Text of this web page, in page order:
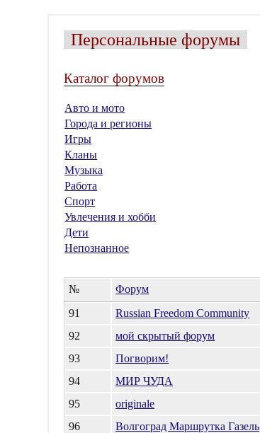
Персональные форумы
Каталог форумов
Авто и мото
Города и регионы
Игры
Кланы
Музыка
Работа
Спорт
Увлечения и хобби
Дети
Непознанное
№ Форум
91
Russian Freedom Community
92
мой скрытый форум
93
Погворим!
94
МИР ЧУДА
95
originale
96
Волгоград Маршрутка Газель